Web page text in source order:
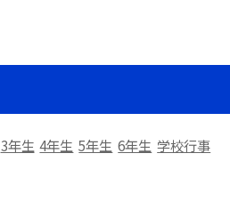
3年生 4年生 5年生 6年生 学校行事